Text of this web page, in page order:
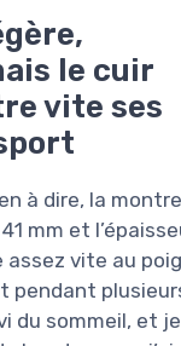
le cuir
vite ses
à dire, la
mm et
assez vite au
pendant
du sommeil, et je